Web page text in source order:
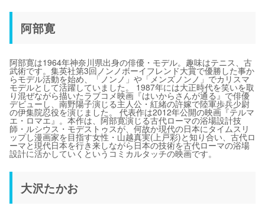
阿部寛
阿部寛は1964年神奈川県出身の俳優・モデル。趣味はテニス、古
武術です。集英社第3回ノンノボーイフレンド大賞で優勝した事か
らモデル活動を始め、「ノンノ」や「メンズノンノ」でカリスマ
モデルとして活躍していました。 1987年には大正時代を笑いを取
り混ぜながら描いたラブコメ映画『はいからさんが通る』で俳優
デビューし、南野陽子演じる主人公・紅緒の許嫁で陸軍歩兵少尉
の伊集院忍役を演じました。 代表作は2012年公開の映画『テルマ
エ・ロマエ』。本作は、阿部寛演じる古代ローマの浴場設計技
師・ルシウス・モデストゥスが、何故か現代の日本にタイムスリ
ップし漫画家を目指す女性・山越真実(上戸彩)と知り合い、古代ロ
ーマと現代日本を行き来しながら日本の技術を古代ローマの浴場
設計に活かしていくというコミカルタッチの映画です。
大沢たかお